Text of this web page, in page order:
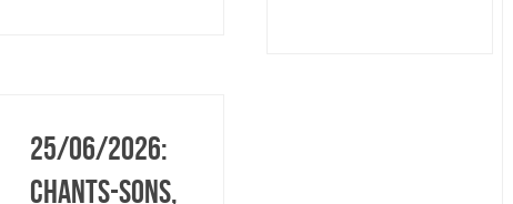
25/06/2026:
Chants-sons,